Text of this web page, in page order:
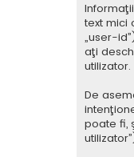
text mici
„user-
aţi
utilizator.
De
poate fi,